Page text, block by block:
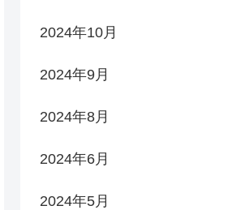
2024年10月
2024年9月
2024年8月
2024年6月
2024年5月